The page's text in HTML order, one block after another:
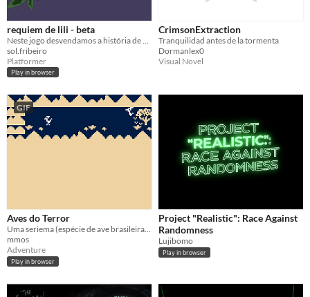
requiem de lili - beta
Neste jogo desvendamos a história de Lili. (jogo ainda não completo)
sol.fribeiro
Platformer
Play in browser
CrimsonExtraction
Tranquilidad antes de la tormenta
Dormanlex0
Visual Novel
GIF
Aves do Terror
Uma seriema (espécie de ave brasileira) deve encontrar sua família desaparecida por meio de pistas.
mmos
Adventure
Play in browser
Project "Realistic": Race Against
Randomness
Lujibomo
Play in browser